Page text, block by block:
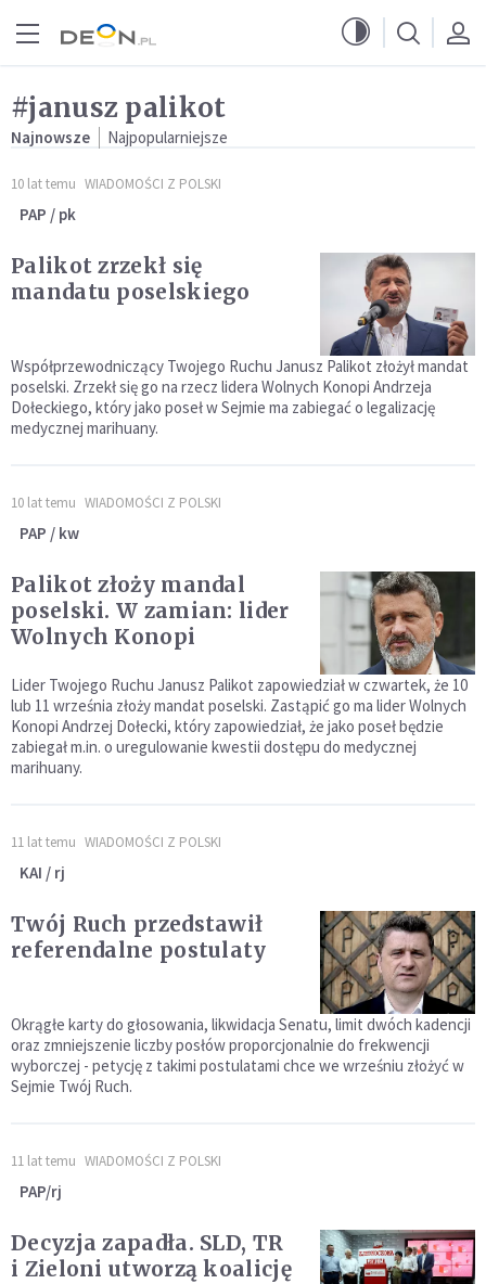
#janusz palikot
Najnowsze Najpopularniejsze
10 lat temu WIADOMOŚCI Z POLSKI
PAP / pk
Palikot zrzekł się
mandatu poselskiego
Współprzewodniczący Twojego Ruchu Janusz Palikot złożył mandat
poselski. Zrzekł się go na rzecz lidera Wolnych Konopi Andrzeja
Dołeckiego, który jako poseł w Sejmie ma zabiegać o legalizację
medycznej marihuany.
10 lat temu WIADOMOŚCI Z POLSKI
PAP / kw
Palikot złoży mandal
poselski. W zamian: lider
Wolnych Konopi
Lider Twojego Ruchu Janusz Palikot zapowiedział w czwartek, że 10
lub 11 września złoży mandat poselski. Zastąpić go ma lider Wolnych
Konopi Andrzej Dołecki, który zapowiedział, że jako poseł będzie
zabiegał m.in. o uregulowanie kwestii dostępu do medycznej
marihuany.
11 lat temu WIADOMOŚCI Z POLSKI
KAI / rj
Twój Ruch przedstawił
referendalne postulaty
Okrągłe karty do głosowania, likwidacja Senatu, limit dwóch kadencji
oraz zmniejszenie liczby posłów proporcjonalnie do frekwencji
wyborczej - petycję z takimi postulatami chce we wrześniu złożyć w
Sejmie Twój Ruch.
11 lat temu WIADOMOŚCI Z POLSKI
PAP/rj
Decyzja zapadła. SLD, TR
i Zieloni utworzą koalicję